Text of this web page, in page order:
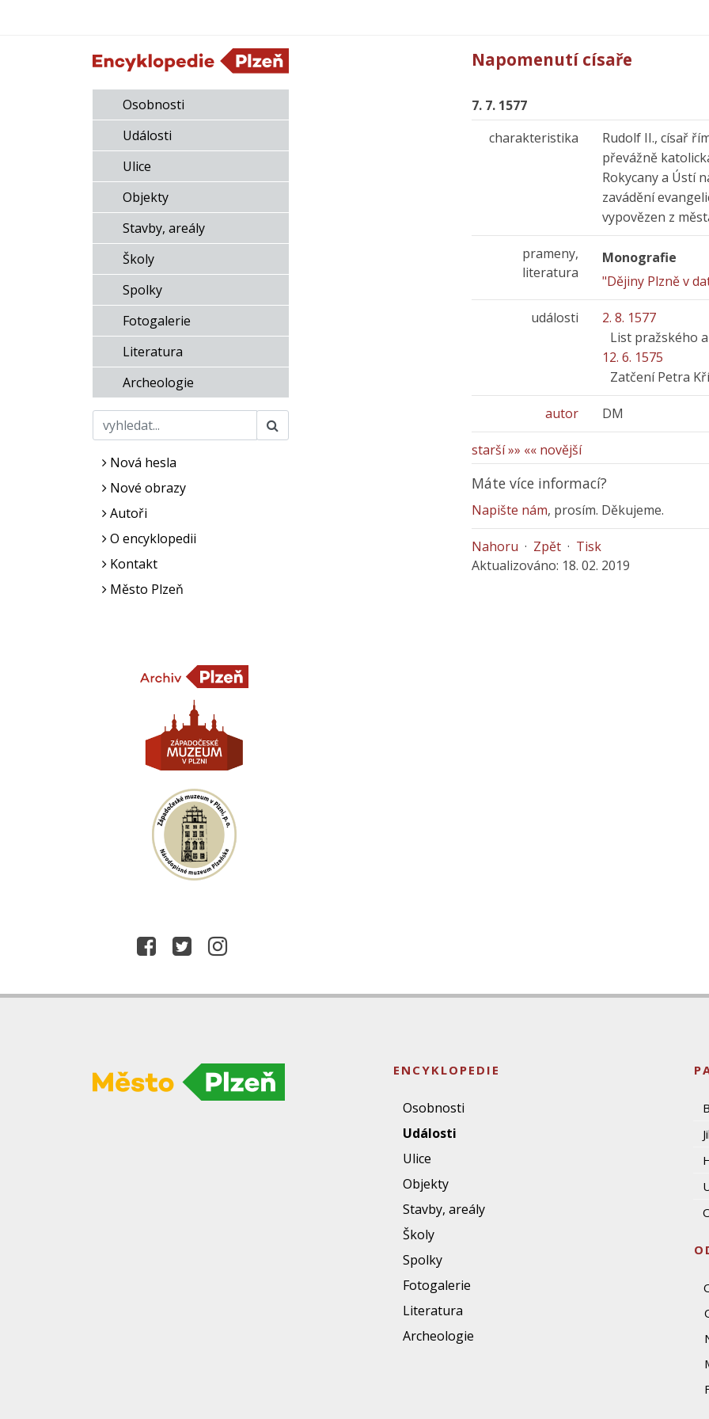
Osobnosti
Události
Ulice
Objekty
Stavby, areály
Školy
Spolky
Fotogalerie
Literatura
Archeologie
Nová hesla
Nové obrazy
Autoři
O encyklopedii
Kontakt
Město Plzeň
Napomenutí císaře
7. 7. 1577
charakteristika
Rudolf II., císař
převážně
Rokycany a Ústí
zavádění
vypovězen z
prameny,
literatura
Monografie
"Dějiny Plzně v
události
2. 8. 1577
List pražského
12. 6. 1575
Zatčení Petra
autor DM
starší »» «« novější
Máte více informací?
Napište nám, prosím. Děkujeme.
Nahoru · Zpět · Tisk
Aktualizováno: 18. 02. 2019
ENCYKLOPEDIE
Osobnosti
Události
Ulice
Objekty
Stavby, areály
Školy
Spolky
Fotogalerie
Literatura
Archeologie